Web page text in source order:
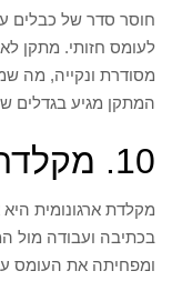
חוסר סדר של כבלים
לעומס חזותי. מתקן
מסודרת ונקייה, מה
המתקן מגיע בגדלים
10. מקלדת ארגונומית
מקלדת ארגונומית
בכתיבה ועבודה מול
ומפחיתה את העומס